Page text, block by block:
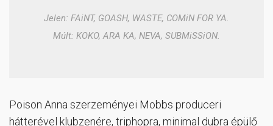
Jelen: FAiNT, GOASH, WASTE, COMiN FOR YA.
Múlt: KOKO, ARA KA, NEVA, SUBMiSSiON.
Poison Anna szerzeményei Mobbs produceri
hátterével klubzenére, triphopra, minimal dubra épülő